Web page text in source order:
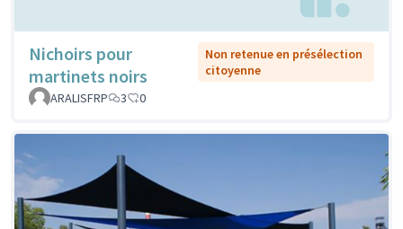
Nichoirs pour
martinets noirs
Non retenue en présélection
citoyenne
ARALISFRP
3 0